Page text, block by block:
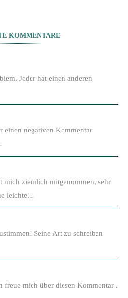
KOMMENTARE
Jeder hat einen anderen
einen negativen Kommentar
mich ziemlich mitgenommen, sehr
leichte…
Seine Art zu schreiben
freue mich über diesen Kommentar .